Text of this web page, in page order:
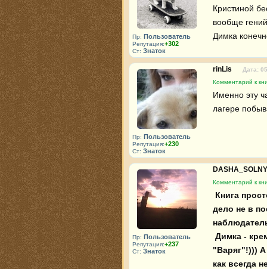
Пр: Пользователь
Репутация:+302
Ст: Знаток
Кристиной
вообще
Димка
Пр: Пользователь
Репутация:+230
Ст: Знаток
rinLis
Дата:
Комментарий к
Именно эту
лагере
Пр: Пользователь
Репутация:+237
Ст: Знаток
Комментарий к
дело не в
"Варяг"!)))
как всегда